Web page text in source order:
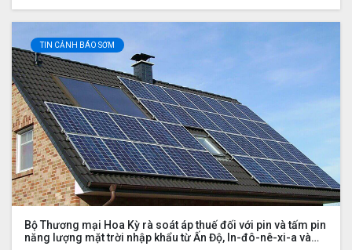
TIN CẢNH BÁO SỚM
Bộ Thương mại Hoa Kỳ rà soát áp thuế đối với pin và tấm pin
năng lượng mặt trời nhập khẩu từ Ấn Độ, In-đô-nê-xi-a và